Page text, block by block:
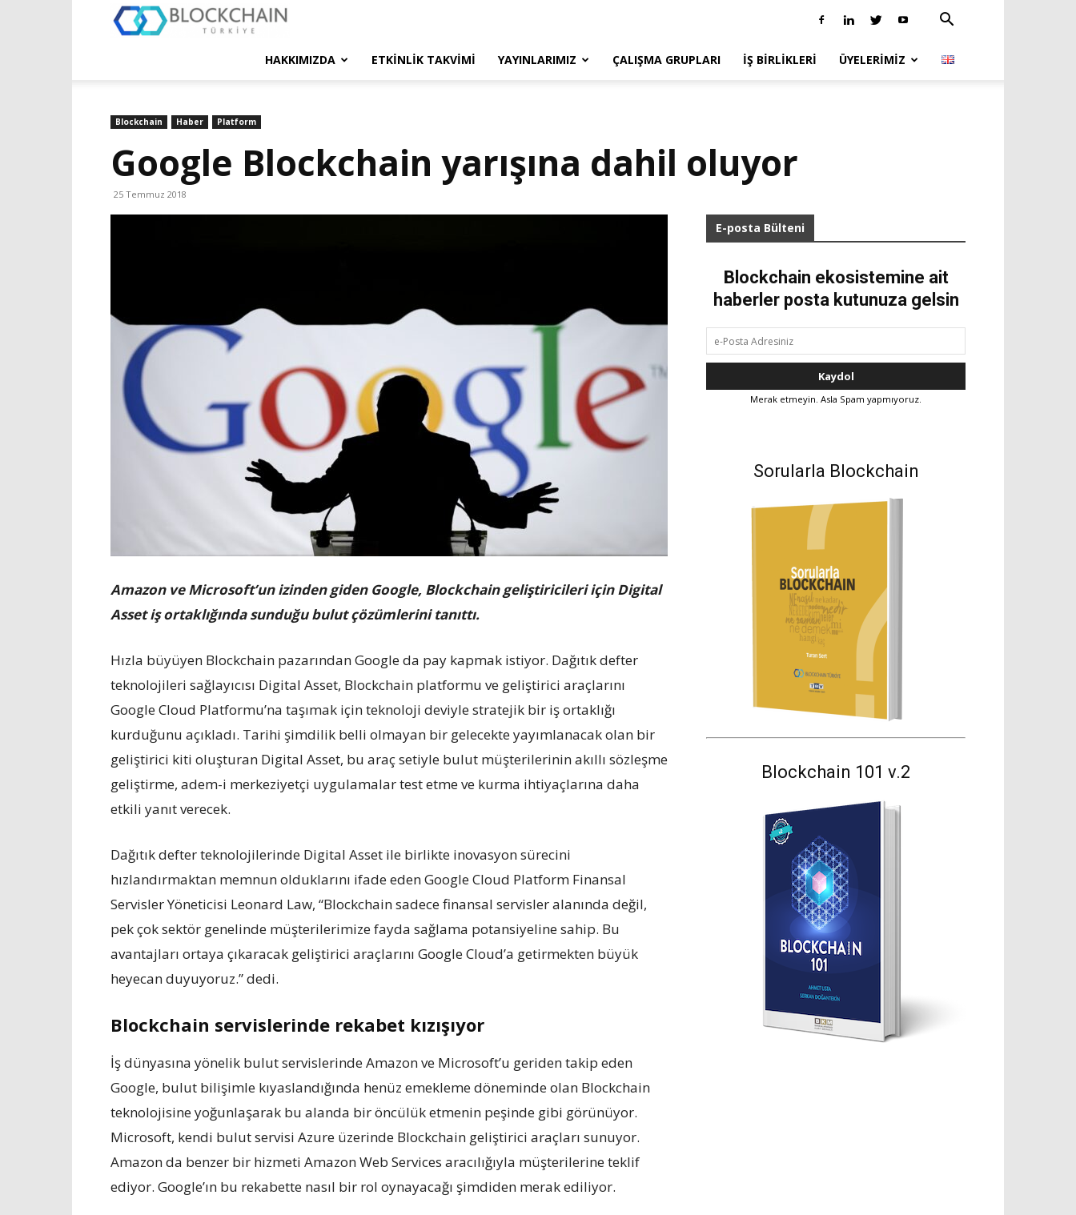
Türkiye
HAKKIMIZDA ETKINLIK TAKVIMI YAYINLARIMIZ ÇALIŞMA GRUPLARI İŞ BIRLIKLERI ÜYELERIMIZ
Blockchain Haber Platform
Google Blockchain yarışına dahil oluyor
25 Temmuz 2018
Amazon ve Microsoft’un izinden giden Google, Blockchain geliştiricileri için Digital
Asset iş ortaklığında sunduğu bulut çözümlerini tanıttı.
Hızla büyüyen Blockchain pazarından Google da pay kapmak istiyor. Dağıtık defter
teknolojileri sağlayıcısı Digital Asset, Blockchain platformu ve geliştirici araçlarını
Google Cloud Platformu’na taşımak için teknoloji deviyle stratejik bir iş ortaklığı
kurduğunu açıkladı. Tarihi şimdilik belli olmayan bir gelecekte yayımlanacak olan bir
geliştirici kiti oluşturan Digital Asset, bu araç setiyle bulut müşterilerinin akıllı sözleşme
geliştirme, adem-i merkeziyetçi uygulamalar test etme ve kurma ihtiyaçlarına daha
etkili yanıt verecek.
Dağıtık defter teknolojilerinde Digital Asset ile birlikte inovasyon sürecini
hızlandırmaktan memnun olduklarını ifade eden Google Cloud Platform Finansal
Servisler Yöneticisi Leonard Law, “Blockchain sadece finansal servisler alanında değil,
pek çok sektör genelinde müşterilerimize fayda sağlama potansiyeline sahip. Bu
avantajları ortaya çıkaracak geliştirici araçlarını Google Cloud’a getirmekten büyük
heyecan duyuyoruz.” dedi.
Blockchain servislerinde rekabet kızışıyor
İş dünyasına yönelik bulut servislerinde Amazon ve Microsoft’u geriden takip eden
Google, bulut bilişimle kıyaslandığında henüz emekleme döneminde olan Blockchain
teknolojisine yoğunlaşarak bu alanda bir öncülük etmenin peşinde gibi görünüyor.
Microsoft, kendi bulut servisi Azure üzerinde Blockchain geliştirici araçları sunuyor.
Amazon da benzer bir hizmeti Amazon Web Services aracılığıyla müşterilerine teklif
ediyor. Google’ın bu rekabette nasıl bir rol oynayacağı şimdiden merak ediliyor.
E-posta Bülteni
Blockchain ekosistemine ait
haberler posta kutunuza gelsin
Merak etmeyin. Asla Spam yapmıyoruz.
Sorularla Blockchain
Blockchain 101 v.2